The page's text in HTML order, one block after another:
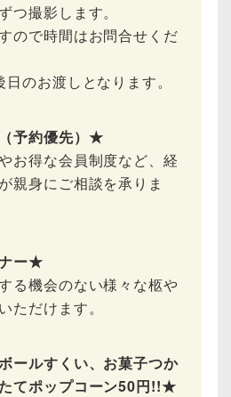
つ撮影します。
ので時間はお問合せくだ
のお渡しとなります。
予約優先）★
お得な会員制度など、経
親身にご相談を承りま
ー★
る機会のない様々な柩や
ただけます。
ールすくい、お菓子つか
てポップコーン50円!!★